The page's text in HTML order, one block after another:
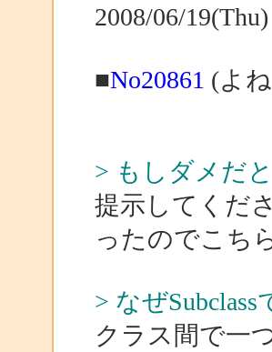
2008/06/
■No20861 (よ
> もしダメだ
提示してくだ
ったのでこち
> なぜ
クラス間で一